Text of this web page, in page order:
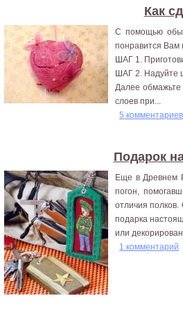
Как
С помощью
понравится Вам
ШАГ 1.
ШАГ 2. Надуйте
Далее
слоев при...
5 комментариев
Подарок
Еще в Древнем
погон,
отличия
подарка
или
1 комментарий